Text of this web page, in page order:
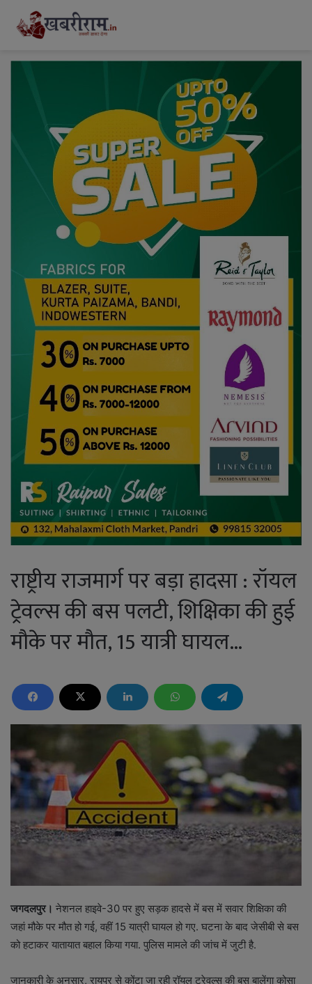
राष्ट्रीय राजमार्ग पर बड़ा हादसा : रॉयल
ट्रेवल्स की बस पलटी, शिक्षिका की हुई
मौके पर मौत, 15 यात्री घायल…
जगदलपुर। नेशनल हाइवे-30 पर हुए सड़क हादसे में बस में सवार शिक्षिका की
जहां मौके पर मौत हो गई, वहीं 15 यात्री घायल हो गए. घटना के बाद जेसीबी से बस
को हटाकर यातायात बहाल किया गया. पुलिस मामले की जांच में जुटी है.
जानकारी के अनुसार, रायपुर से कोंटा जा रही रॉयल ट्रेवल्स की बस बालेंगा कोसा